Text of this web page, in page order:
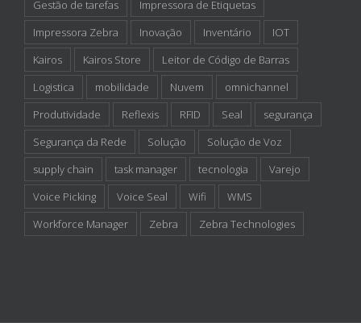
Gestão de tarefas
Impressora de Etiquetas
Impressora Zebra
Inovação Inventário
IOT
Kairos
Kairos Store
Leitor de Código de Barras
Logistica
mobilidade Nuvem
omnichannel
Produtividade
Reflexis RFID Seal
segurança
Segurança da Rede
Solução
Solução de Voz
supply chain
task manager tecnologia
Varejo
Voice Picking
Voice Seal Wifi
WMS
Workforce Manager
Zebra Zebra Technologies